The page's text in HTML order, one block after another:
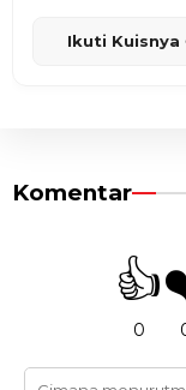
Ikuti Kuisnya
Komentar
👍
0